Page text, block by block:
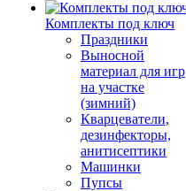
Комплекты под ключ
Праздники
Выносной
материал для игр
на участке
(зимний)
Кварцеватели,
дезинфекторы,
анитисептики
Машинки
Пупсы